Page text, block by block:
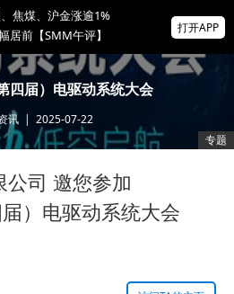
焦煤、沪金涨逾1%
居前【SMM午评】
邀您共聚 SMM
汽车供应链大会
打开APP
四届）电驱动系统大会
讯| 2025-07-22
专题
司 邀您参加
）电驱动系统大会